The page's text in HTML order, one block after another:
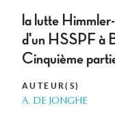
la lutte
d'un HSSPF à
Cinquième
AUTEUR(S)
A. DE JONGHE